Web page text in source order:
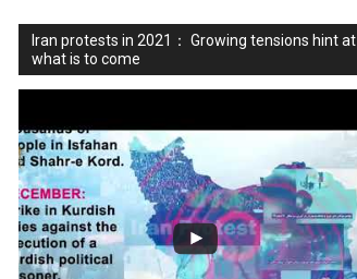
Iran protests in 2021： Growing tensions hint at
what is to come